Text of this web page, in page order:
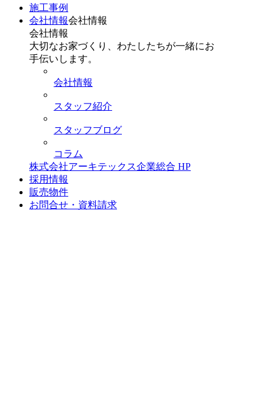
施工事例
会社情報会社情報
会社情報
大切なお家づくり、わたしたちが一緒にお
手伝いします。
会社情報
スタッフ紹介
スタッフブログ
コラム
株式会社アーキテックス企業総合 HP
採用情報
販売物件
お問合せ・資料請求